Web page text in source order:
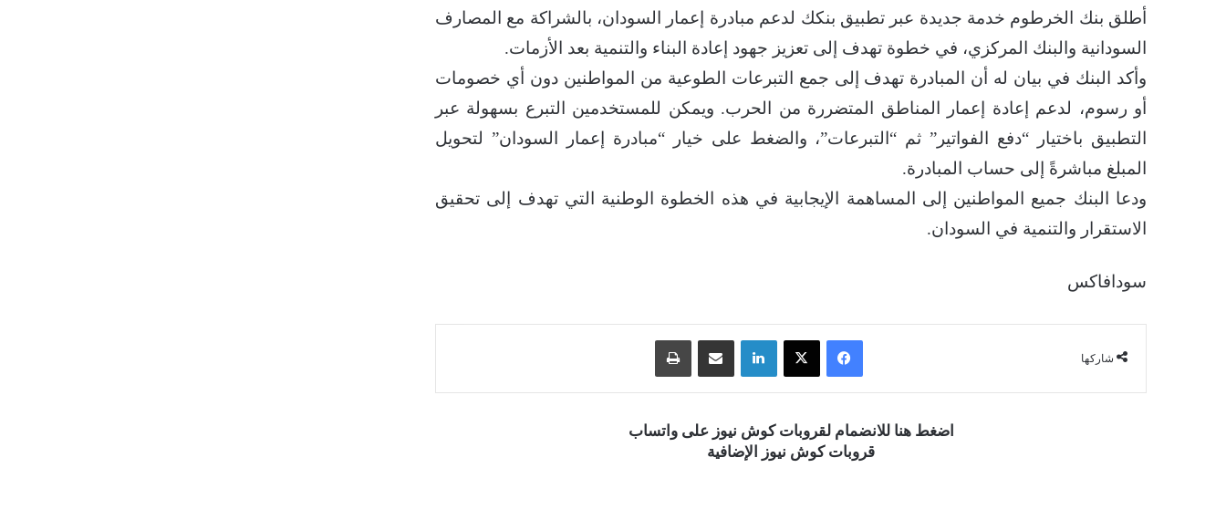
أطلق بنك الخرطوم خدمة جديدة عبر تطبيق بنكك لدعم مبادرة إعمار السودان، بالشراكة مع المصارف
السودانية والبنك المركزي، في خطوة تهدف إلى تعزيز جهود إعادة البناء والتنمية بعد الأزمات.
وأكد البنك في بيان له أن المبادرة تهدف إلى جمع التبرعات الطوعية من المواطنين دون أي خصومات
أو رسوم، لدعم إعادة إعمار المناطق المتضررة من الحرب. ويمكن للمستخدمين التبرع بسهولة عبر
التطبيق باختيار “دفع الفواتير” ثم “التبرعات”، والضغط على خيار “مبادرة إعمار السودان” لتحويل
المبلغ مباشرةً إلى حساب المبادرة.
ودعا البنك جميع المواطنين إلى المساهمة الإيجابية في هذه الخطوة الوطنية التي تهدف إلى تحقيق
الاستقرار والتنمية في السودان.
سودافاكس
شاركها
فيسبوك ‫X لينكدإن مشاركة عبر البريد
اضغط هنا للانضمام لقروبات كوش نيوز على واتساب
قروبات كوش نيوز الإضافية